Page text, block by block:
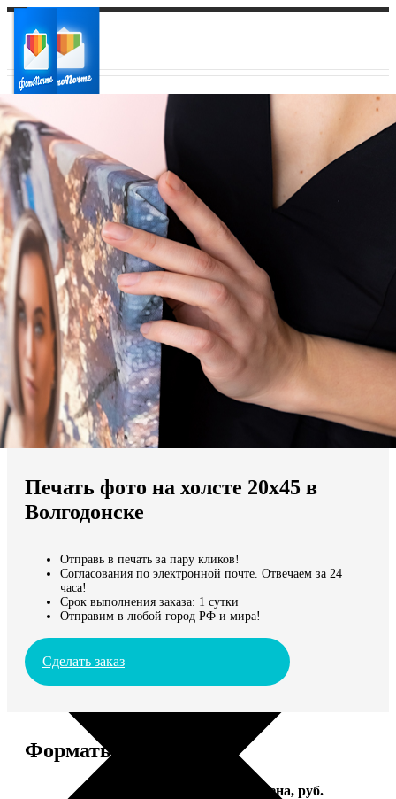
Ваш город:
Ваш регион доставки
Выберите из списка:
Мы доставляем по всему миру
Продолжить без города
Печать фото на холсте 20х45 в
Волгодонске
Отправь в печать за пару кликов!
Согласования по электронной почте. Отвечаем за 24
часа!
Срок выполнения заказа: 1 сутки
Отправим в любой город РФ и мира!
Сделать заказ
Форматы и цены
Цена, руб.